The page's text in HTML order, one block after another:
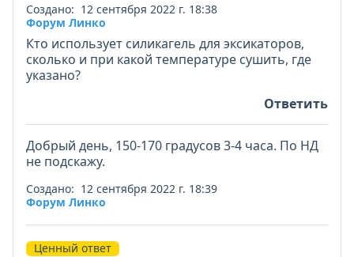
Создано: 12 сентября 2022 г. 18:38
Форум Линко
Кто использует силикагель для эксикаторов,
сколько и при какой температуре сушить, где
указано?
Ответить
Добрый день, 150-170 градусов 3-4 часа. По НД
не подскажу.
Создано: 12 сентября 2022 г. 18:39
Форум Линко
Ценный ответ